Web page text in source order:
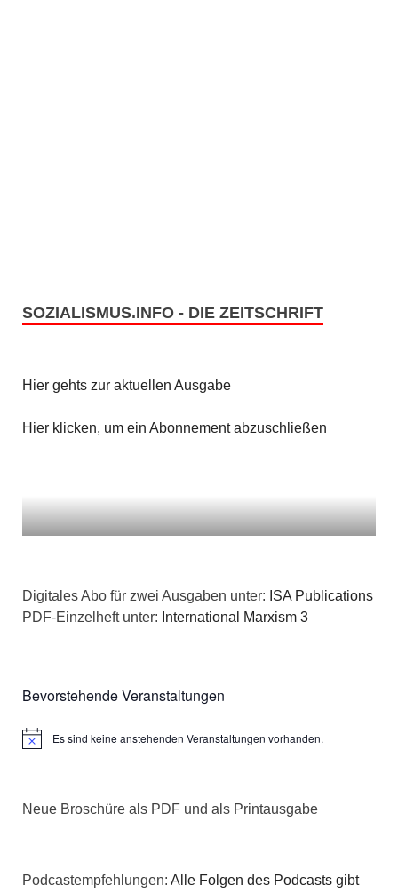
SOZIALISMUS.INFO - DIE ZEITSCHRIFT
Hier gehts zur aktuellen Ausgabe
Hier klicken, um ein Abonnement abzuschließen
Digitales Abo für zwei Ausgaben unter: ISA Publications
PDF-Einzelheft unter: International Marxism 3
Bevorstehende Veranstaltungen
HinweisEs sind keine anstehenden Veranstaltungen vorhanden.
Neue Broschüre als PDF und als Printausgabe
Podcastempfehlungen: Alle Folgen des Podcasts gibt